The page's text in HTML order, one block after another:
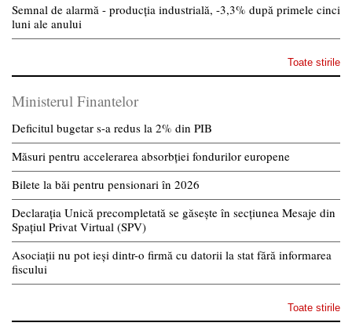
Semnal de alarmă - producția industrială, -3,3% după primele cinci
luni ale anului
Toate stirile
Ministerul Finantelor
Deficitul bugetar s-a redus la 2% din PIB
Măsuri pentru accelerarea absorbției fondurilor europene
Bilete la băi pentru pensionari în 2026
Declarația Unică precompletată se găsește în secțiunea Mesaje din
Spațiul Privat Virtual (SPV)
Asociații nu pot ieși dintr-o firmă cu datorii la stat fără informarea
fiscului
Toate stirile